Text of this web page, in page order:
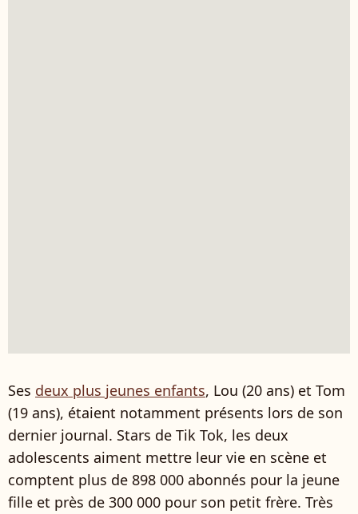
Ses deux plus jeunes enfants, Lou (20 ans) et Tom
(19 ans), étaient notamment présents lors de son
dernier journal. Stars de Tik Tok, les deux
adolescents aiment mettre leur vie en scène et
comptent plus de 898 000 abonnés pour la jeune
fille et près de 300 000 pour son petit frère. Très